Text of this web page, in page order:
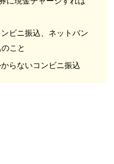
ビニ振込、ネットバン
こと
らないコンビニ振込